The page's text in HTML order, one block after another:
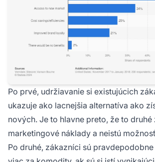
Po prvé, udržiavanie si existujúcich
ukazuje ako lacnejšia alternatíva ako
nových. Je to hlavne preto, že to druhé
marketingové náklady a neistú
Po druhé, zákazníci sú